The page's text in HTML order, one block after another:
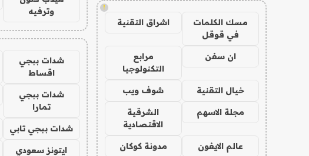
!
مسك الكلمات
في قوقل
اشراق التقنية
ان سفن
مرابع
التكنولوجيا
خيال التقنية شوف ويب
مجلة الاسهم
الشرقية
الاقتصادية
عالم الايفون مدونة كوكان
وترفيه
شدات ببجي
اقساط
شدات ببجي
تمارا
شدات ببجي تابي
ايتونز سعودي